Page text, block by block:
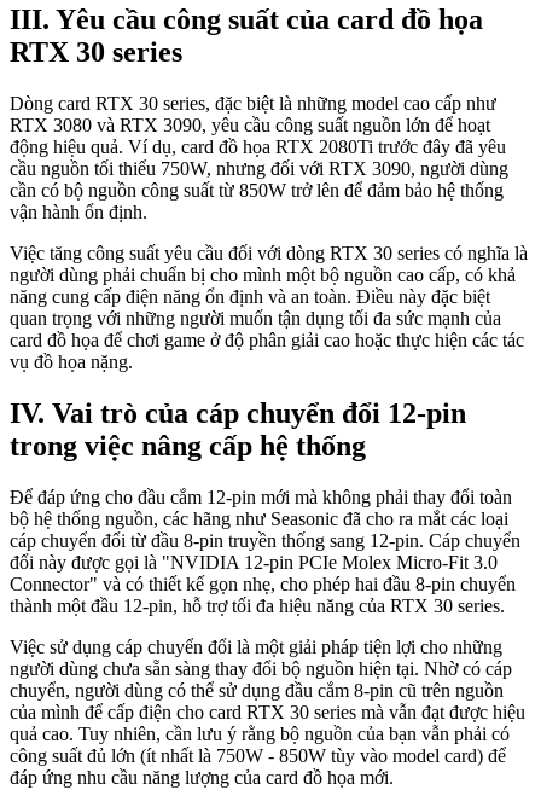
III. Yêu cầu công suất của card đồ họa
RTX 30 series
Dòng card RTX 30 series, đặc biệt là những model cao cấp như
RTX 3080 và RTX 3090, yêu cầu công suất nguồn lớn để hoạt
động hiệu quả. Ví dụ, card đồ họa RTX 2080Ti trước đây đã yêu
cầu nguồn tối thiểu 750W, nhưng đối với RTX 3090, người dùng
cần có bộ nguồn công suất từ 850W trở lên để đảm bảo hệ thống
vận hành ổn định.
Việc tăng công suất yêu cầu đối với dòng RTX 30 series có nghĩa là
người dùng phải chuẩn bị cho mình một bộ nguồn cao cấp, có khả
năng cung cấp điện năng ổn định và an toàn. Điều này đặc biệt
quan trọng với những người muốn tận dụng tối đa sức mạnh của
card đồ họa để chơi game ở độ phân giải cao hoặc thực hiện các tác
vụ đồ họa nặng.
IV. Vai trò của cáp chuyển đổi 12-pin
trong việc nâng cấp hệ thống
Để đáp ứng cho đầu cắm 12-pin mới mà không phải thay đổi toàn
bộ hệ thống nguồn, các hãng như Seasonic đã cho ra mắt các loại
cáp chuyển đổi từ đầu 8-pin truyền thống sang 12-pin. Cáp chuyển
đổi này được gọi là "NVIDIA 12-pin PCIe Molex Micro-Fit 3.0
Connector" và có thiết kế gọn nhẹ, cho phép hai đầu 8-pin chuyển
thành một đầu 12-pin, hỗ trợ tối đa hiệu năng của RTX 30 series.
Việc sử dụng cáp chuyển đổi là một giải pháp tiện lợi cho những
người dùng chưa sẵn sàng thay đổi bộ nguồn hiện tại. Nhờ có cáp
chuyển, người dùng có thể sử dụng đầu cắm 8-pin cũ trên nguồn
của mình để cấp điện cho card RTX 30 series mà vẫn đạt được hiệu
quả cao. Tuy nhiên, cần lưu ý rằng bộ nguồn của bạn vẫn phải có
công suất đủ lớn (ít nhất là 750W - 850W tùy vào model card) để
đáp ứng nhu cầu năng lượng của card đồ họa mới.